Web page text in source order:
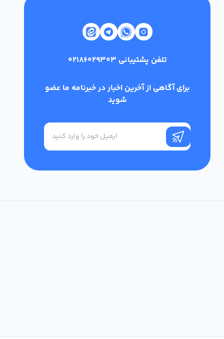
تلفن پشتیبانی 02186029303
برای آگاهی از آخرین اخبار در خبرنامه ما عضو
شوید